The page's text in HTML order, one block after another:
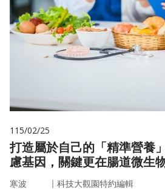
115/02/25
打造屬於自己的「精準營養
慮基因，關鍵更在腸道微生
寒波 ｜ 科技大觀園特約編輯